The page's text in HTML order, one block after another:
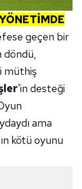
geçen bir
döndü,
müthiş
'in desteği
ama
kötü oyunu